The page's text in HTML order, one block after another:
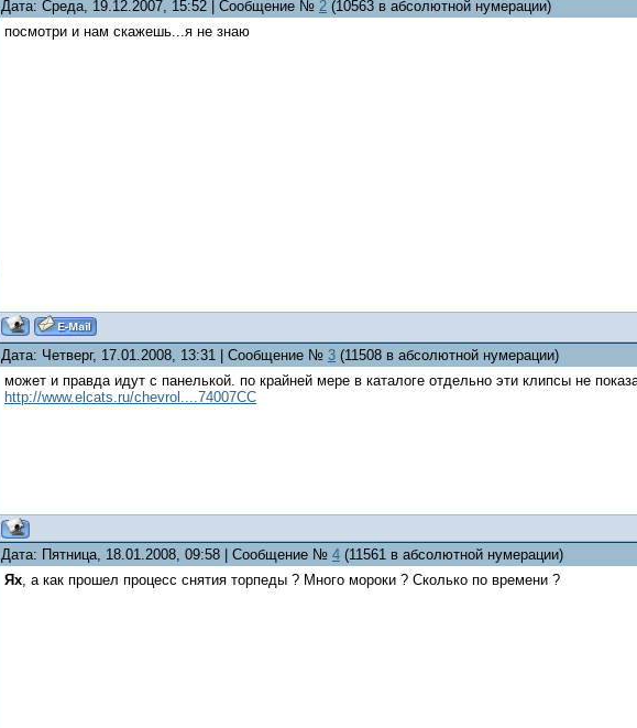
Дата: Среда, 19.12.2007, 15:52 | Сообщение № 2 (10563 в абсолютной нумерации)
посмотри и нам скажешь...я не знаю
Дата: Четверг, 17.01.2008, 13:31 | Сообщение № 3 (11508 в абсолютной нумерации)
может и правда идут с панелькой. по крайней мере в каталоге отдельно эти клипсы не
http://www.elcats.ru/chevrol....74007CC
Дата: Пятница, 18.01.2008, 09:58 | Сообщение № 4 (11561 в абсолютной нумерации)
Ях, а как прошел процесс снятия торпеды ? Много мороки ? Сколько по времени ?